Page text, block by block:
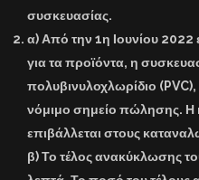
συσκευασίας.
α) Από την 1η Ιουνίου 2022
για τα προϊόντα, η
πολυβινυλοχλωρίδιο
νόμιμο σημείο πώλησης. Η
επιβάλλεται στους
β) Το τέλος ανακύκλωσης